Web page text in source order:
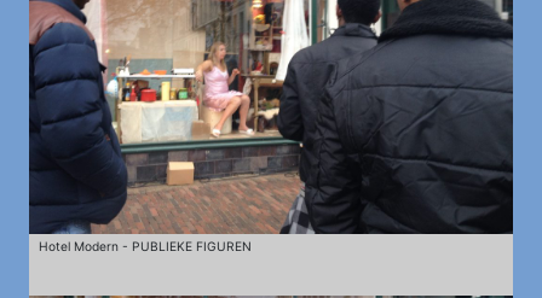
Hotel Modern - PUBLIEKE FIGUREN